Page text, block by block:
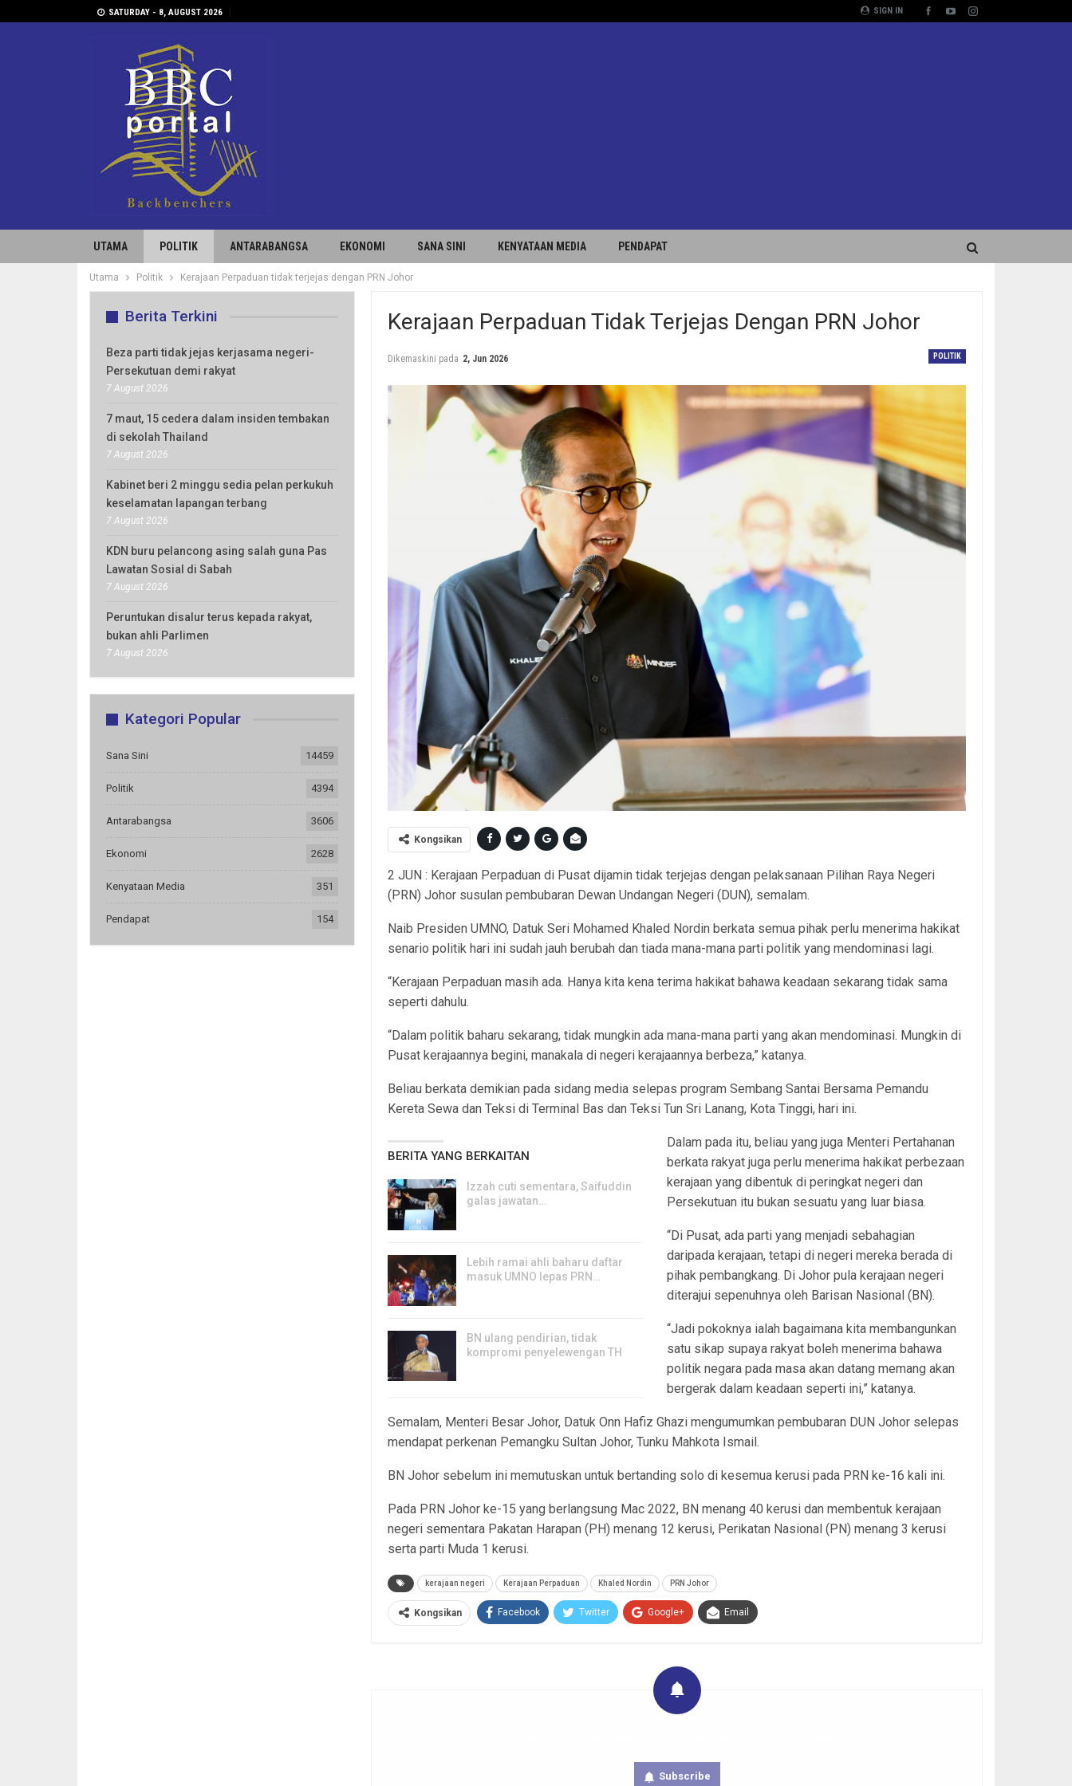
SIGN IN
SATURDAY - 8, AUGUST 2026
UTAMA POLITIK ANTARABANGSA EKONOMI SANA SINI KENYATAAN MEDIA PENDAPAT
Utama Politik Kerajaan Perpaduan tidak terjejas dengan PRN Johor
Kerajaan Perpaduan Tidak Terjejas Dengan PRN Johor
POLITIK
Dikemaskini pada 2, Jun 2026
Kongsikan
2 JUN : Kerajaan Perpaduan di Pusat dijamin tidak terjejas dengan pelaksanaan Pilihan Raya Negeri
(PRN) Johor susulan pembubaran Dewan Undangan Negeri (DUN), semalam.
Naib Presiden UMNO, Datuk Seri Mohamed Khaled Nordin berkata semua pihak perlu menerima hakikat
senario politik hari ini sudah jauh berubah dan tiada mana-mana parti politik yang mendominasi lagi.
“Kerajaan Perpaduan masih ada. Hanya kita kena terima hakikat bahawa keadaan sekarang tidak sama
seperti dahulu.
“Dalam politik baharu sekarang, tidak mungkin ada mana-mana parti yang akan mendominasi. Mungkin di
Pusat kerajaannya begini, manakala di negeri kerajaannya berbeza,” katanya.
Beliau berkata demikian pada sidang media selepas program Sembang Santai Bersama Pemandu
Kereta Sewa dan Teksi di Terminal Bas dan Teksi Tun Sri Lanang, Kota Tinggi, hari ini.
BERITA YANG BERKAITAN
Izzah cuti sementara, Saifuddin
galas jawatan…
Lebih ramai ahli baharu daftar
masuk UMNO lepas PRN…
BN ulang pendirian, tidak
kompromi penyelewengan TH
Dalam pada itu, beliau yang juga Menteri Pertahanan
berkata rakyat juga perlu menerima hakikat perbezaan
kerajaan yang dibentuk di peringkat negeri dan
Persekutuan itu bukan sesuatu yang luar biasa.
“Di Pusat, ada parti yang menjadi sebahagian
daripada kerajaan, tetapi di negeri mereka berada di
pihak pembangkang. Di Johor pula kerajaan negeri
diterajui sepenuhnya oleh Barisan Nasional (BN).
“Jadi pokoknya ialah bagaimana kita membangunkan
satu sikap supaya rakyat boleh menerima bahawa
politik negara pada masa akan datang memang akan
bergerak dalam keadaan seperti ini,” katanya.
Semalam, Menteri Besar Johor, Datuk Onn Hafiz Ghazi mengumumkan pembubaran DUN Johor selepas
mendapat perkenan Pemangku Sultan Johor, Tunku Mahkota Ismail.
BN Johor sebelum ini memutuskan untuk bertanding solo di kesemua kerusi pada PRN ke-16 kali ini.
Pada PRN Johor ke-15 yang berlangsung Mac 2022, BN menang 40 kerusi dan membentuk kerajaan
negeri sementara Pakatan Harapan (PH) menang 12 kerusi, Perikatan Nasional (PN) menang 3 kerusi
serta parti Muda 1 kerusi.
kerajaan negeri Kerajaan Perpaduan Khaled Nordin PRN Johor
Kongsikan Facebook Twitter Google+ Email
Subscribe
Berita Terkini
Beza parti tidak jejas kerjasama negeri-
Persekutuan demi rakyat
7 August 2026
7 maut, 15 cedera dalam insiden tembakan
di sekolah Thailand
7 August 2026
Kabinet beri 2 minggu sedia pelan perkukuh
keselamatan lapangan terbang
7 August 2026
KDN buru pelancong asing salah guna Pas
Lawatan Sosial di Sabah
7 August 2026
Peruntukan disalur terus kepada rakyat,
bukan ahli Parlimen
7 August 2026
Kategori Popular
Sana Sini 14459
Politik 4394
Antarabangsa 3606
Ekonomi 2628
Kenyataan Media 351
Pendapat 154